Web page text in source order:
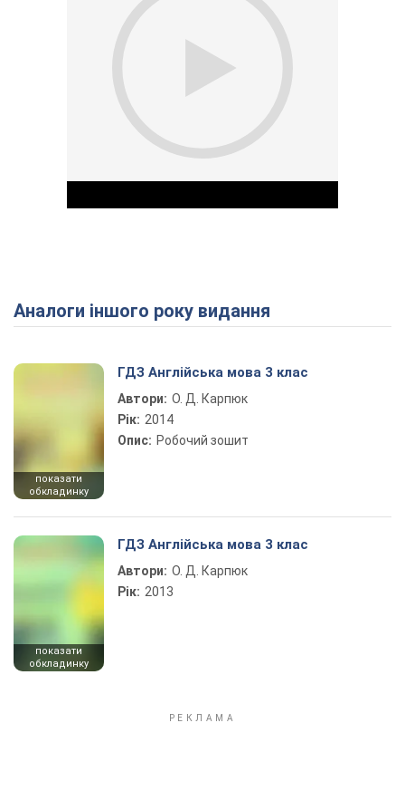
Play Video
Аналоги іншого року видання
показати
обкладинку
ГДЗ Англійська мова 3 клас
Автори: О. Д. Карпюк
Рік: 2014
Опис: Робочий зошит
показати
обкладинку
ГДЗ Англійська мова 3 клас
Автори: О. Д. Карпюк
Рік: 2013